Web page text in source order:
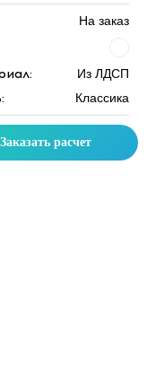
На заказ
Из ЛДСП
Классика
Заказать расчет